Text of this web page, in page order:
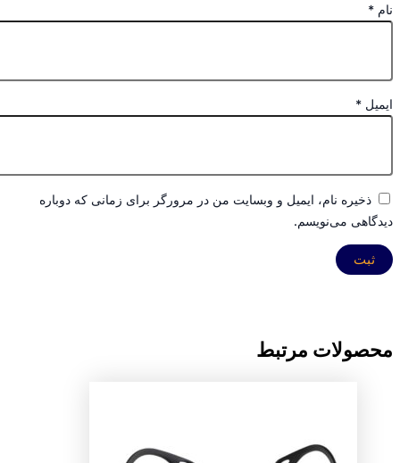
نام *
ایمیل *
ذخیره نام، ایمیل و وبسایت من در مرورگر برای زمانی که دوباره
دیدگاهی می‌نویسم.
محصولات مرتبط